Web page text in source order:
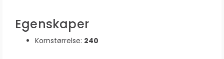
Egenskaper
Kornstørrelse: 240